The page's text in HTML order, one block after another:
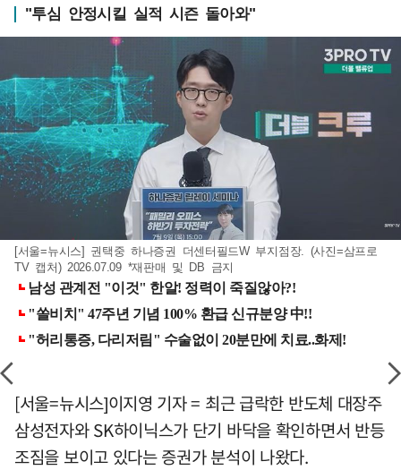
"투심 안정시킬 실적 시즌 돌아와"
[서울=뉴시스] 권택중 하나증권 더센터필드W 부지점장. (사진=삼프로
TV 캡처) 2026.07.09 *재판매 및 DB 금지
[서울=뉴시스]이지영 기자 = 최근 급락한 반도체 대장주
삼성전자와 SK하이닉스가 단기 바닥을 확인하면서 반등
조짐을 보이고 있다는 증권가 분석이 나왔다.